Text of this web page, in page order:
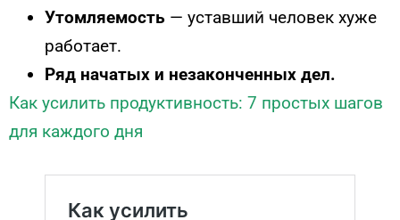
Утомляемость — уставший человек хуже
работает.
Ряд начатых и незаконченных дел.
Как усилить продуктивность: 7 простых шагов
для каждого дня